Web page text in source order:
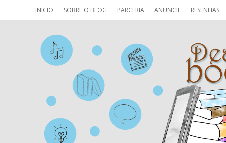
INICIO SOBRE O BLOG PARCERIA ANUNCIE RESENHAS